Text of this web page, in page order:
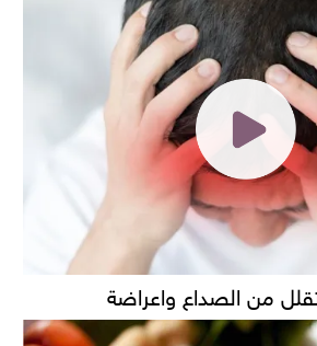
من الصداع واعراضة